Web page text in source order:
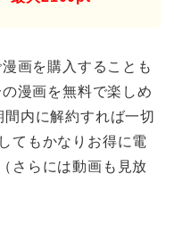
画を購入することも
漫画を無料で楽しめ
内に解約すれば一切
てもかなりお得に電
さらには動画も見放